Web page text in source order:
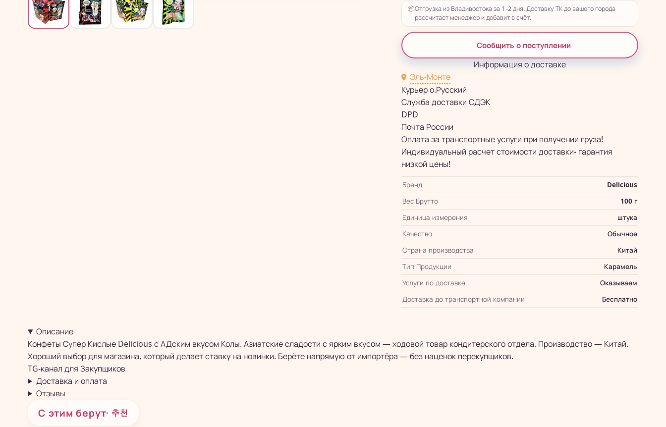
📦Отгрузка из Владивостока за 1–2 дня. Доставку ТК до вашего города
рассчитает менеджер и добавит в счёт.
Сообщить о поступлении
Информация о доставке
Эль-Монте
Курьер о.Русский
Служба доставки СДЭК
DPD
Почта России
Оплата за транспортные услуги при получении груза!
Индивидуальный расчет стоимости доставки- гарантия
низкой цены!
Бренд
Delicious
Вес Брутто
100 г
Единица измерения
штука
Качество
Обычное
Страна производства
Китай
Тип Продукции
Карамель
Услуги по доставке
Оказываем
Доставка до транспортной компании
Бесплатно
Описание
Конфеты Супер Кислые Delicious с АДским вкусом Колы. Азиатские сладости с ярким вкусом — ходовой товар кондитерского отдела. Производство — Китай.
Хороший выбор для магазина, который делает ставку на новинки. Берёте напрямую от импортёра — без наценок перекупщиков.
TG-канал для Закупщиков
Доставка и оплата
Отзывы
С этим берут· 추천